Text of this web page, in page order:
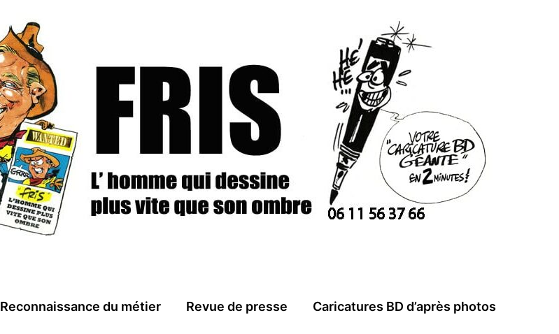
Reconnaissance du métier Revue de presse Caricatures BD d’après photos